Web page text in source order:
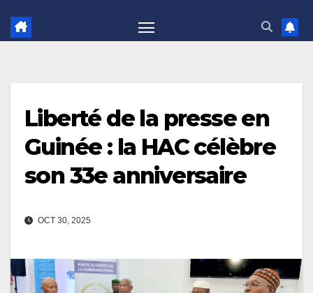
Liberté de la presse en
Guinée : la HAC célèbre
son 33e anniversaire
OCT 30, 2025